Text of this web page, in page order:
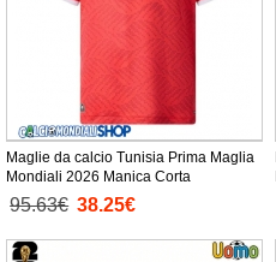
Maglie da calcio Tunisia Prima Maglia
Mondiali 2026 Manica Corta
95.63€ 38.25€